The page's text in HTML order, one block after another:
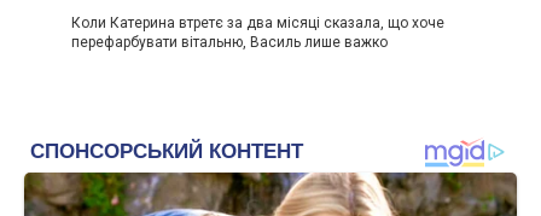
Коли Катерина втретє за два місяці сказала, що хоче
перефарбувати вітальню, Василь лише важко